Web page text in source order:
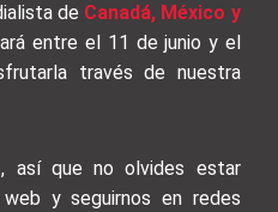
de Canadá, México y
entre el 11 de junio y el
través de nuestra
así que no olvides estar
y seguirnos en redes